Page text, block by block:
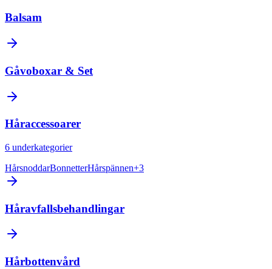
Balsam
Gåvoboxar & Set
Håraccessoarer
6 underkategorier
HårsnoddarBonnetterHårspännen+3
Håravfallsbehandlingar
Hårbottenvård